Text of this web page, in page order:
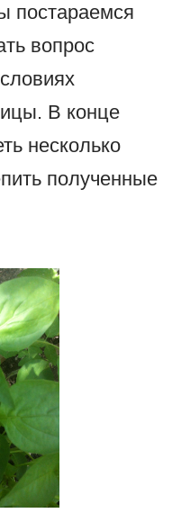
постараемся
вопрос
В конце
несколько
полученные